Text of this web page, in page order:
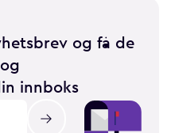
og få de
innboks